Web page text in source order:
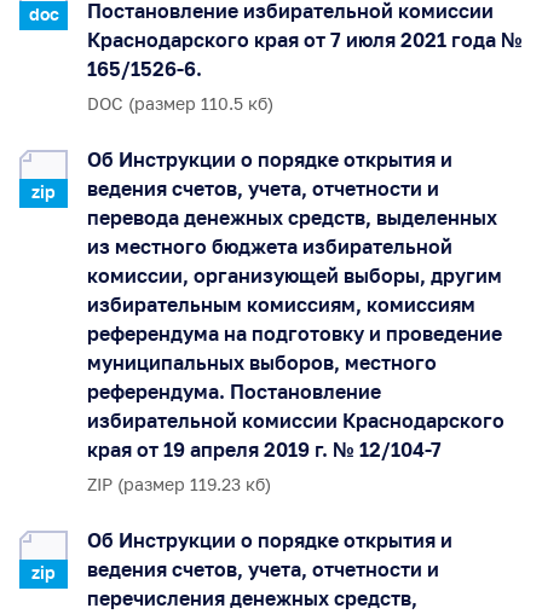
doc
Постановление избирательной комиссии
Краснодарского края от 7 июля 2021 года №
165/1526-6.
DOC (размер 110.5 кб)
zip
Об Инструкции о порядке открытия и
ведения счетов, учета, отчетности и
перевода денежных средств, выделенных
из местного бюджета избирательной
комиссии, организующей выборы, другим
избирательным комиссиям, комиссиям
референдума на подготовку и проведение
муниципальных выборов, местного
референдума. Постановление
избирательной комиссии Краснодарского
края от 19 апреля 2019 г. № 12/104-7
ZIP (размер 119.23 кб)
zip
Об Инструкции о порядке открытия и
ведения счетов, учета, отчетности и
перечисления денежных средств,